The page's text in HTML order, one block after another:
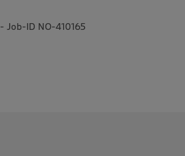
- Job-ID NO-410165